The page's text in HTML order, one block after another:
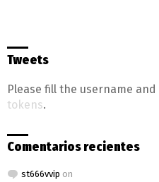
Tweets
Please fill the username and
tokens.
Comentarios recientes
st666vvip on